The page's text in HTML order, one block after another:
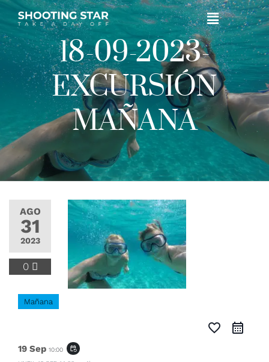
18-09-2023-
EXCURSIÓN
MAÑANA
AGO
31
2023
0
Mañana
favorite_border
19 Sep 10:00 event_repeat